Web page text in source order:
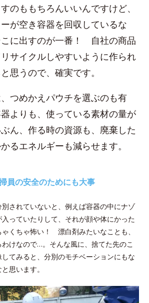
のももちろんいいんですけど、
が空き容器を回収しているな
こに出すのが一番！ 自社の商品
サイクルしやすいように作られ
思うので、確実です。
つめかえパウチを選ぶのも有
よりも、使っている素材の量が
ん、作る時の資源も、廃棄した
るエネルギーも減らせます。
員の安全のためにも大事
別されていないと、例えば容器の中にナゾ
っていたりして、それが顔や体にかった
くちゃ怖い！ 漂白剤みたいなことも、
わけなので…。そんな風に、捨てた先のこ
してみると、分別のモチベーションにもな
思います。